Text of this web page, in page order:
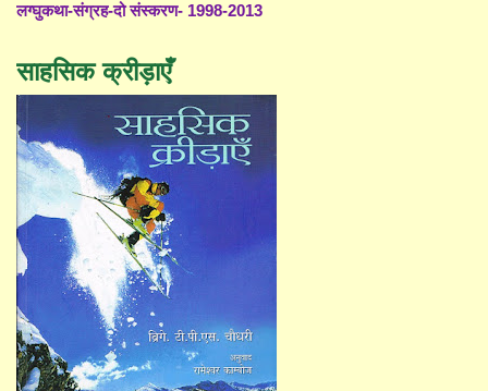
लग्घुकथा-संग्रह-दो संस्करण- 1998-2013
साहसिक क्रीड़ाएँ